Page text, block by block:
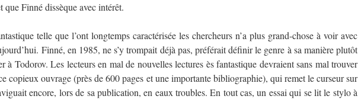
que Finné dissèque avec intérêt.
telle que l’ont longtemps caractérisée les chercheurs n’a plus grand-chose à voir avec
Finné, en 1985, ne s’y trompait déjà pas, préférait définir le genre à sa manière plutôt
à Todorov. Les lecteurs en mal de nouvelles lectures ès fantastique devraient sans mal trouver
copieux ouvrage (près de 600 pages et une importante bibliographie), qui remet le curseur sur
encore, lors de sa publication, en eaux troubles. En tout cas, un essai qui se lit le stylo à